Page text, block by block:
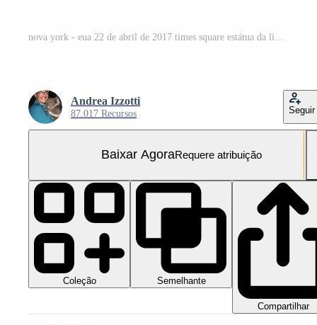
Andrea Izzotti
87.017 Recursos Seguir
Baixar AgoraRequere atribuição
Coleção Semelhante
Compartilhar